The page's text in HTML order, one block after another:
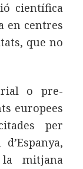
científica
en centres
que no
o pre-
europees
per
mitjana